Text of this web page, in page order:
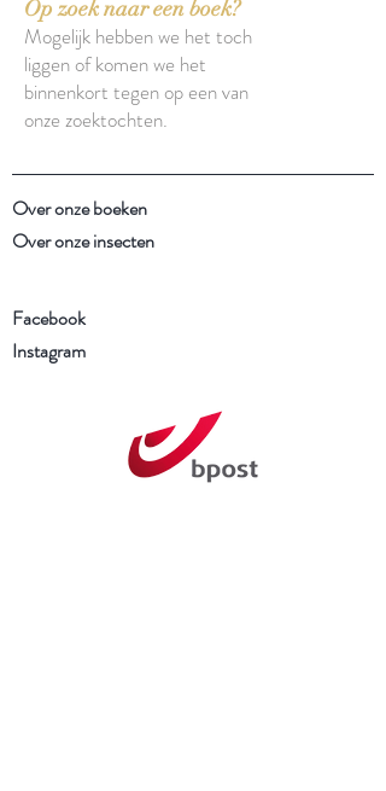
Op zoek naar een boek?
Mogelijk hebben we het toch
liggen of komen we het
binnenkort tegen op een van
onze zoektochten.
Over onze boeken
Over onze insecten
Facebook
Instagram